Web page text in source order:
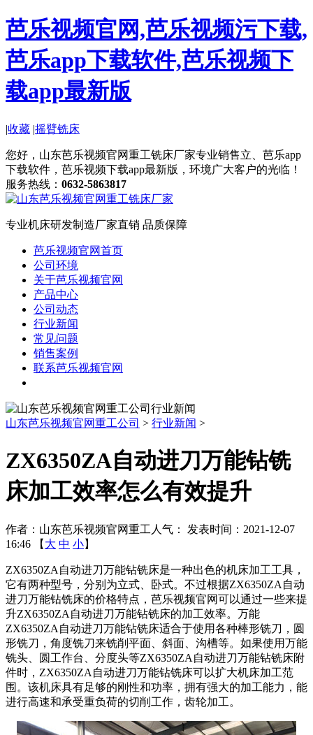
芭乐视频官网,芭乐视频污下载,
芭乐app下载软件,芭乐视频下
载app最新版
|收藏 |摇臂铣床
您好，山东芭乐视频官网重工铣床厂家专业销售立、芭乐app
下载软件，芭乐视频下载app最新版，环境广大客户的光临！
服务热线： 0632-5863817
专业机床研发制造厂家直销 品质保障
芭乐视频官网首页
公司环境
关于芭乐视频官网
产品中心
公司动态
行业新闻
常见问题
销售案例
联系芭乐视频官网
山东芭乐视频官网重工公司 > 行业新闻 >
ZX6350ZA自动进刀万能钻铣
床加工效率怎么有效提升
作者：山东芭乐视频官网重工 人气：
发表时间：2021-12-07
16:46 【 大 中 小】
ZX6350ZA自动进刀万能钻铣床是一种出色的机床加工工具，
它有两种型号，分别为立式、卧式。不过根据ZX6350ZA自动
进刀万能钻铣床的价格特点，芭乐视频官网可以通过一些来提
升ZX6350ZA自动进刀万能钻铣床的加工效率。万能
ZX6350ZA自动进刀万能钻铣床适合于使用各种棒形铣刀，圆
形铣刀，角度铣刀来铣削平面、斜面、沟槽等。如果使用万能
铣头、圆工作台、分度头等ZX6350ZA自动进刀万能钻铣床附
件时，ZX6350ZA自动进刀万能钻铣床可以扩大机床加工范
围。该机床具有足够的刚性和功率，拥有强大的加工能力，能
进行高速和承受重负荷的切削工作，齿轮加工。